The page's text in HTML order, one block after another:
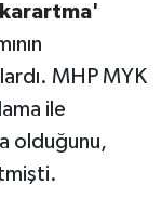
MHP MYK
ile
olduğunu,